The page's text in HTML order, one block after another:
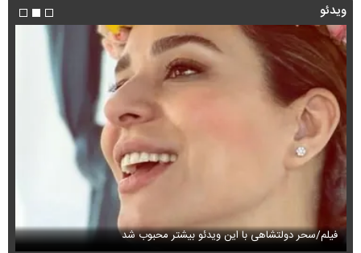
ویدئو
فیلم/سحر دولتشاهی با این ویدئو بیشتر محبوب شد